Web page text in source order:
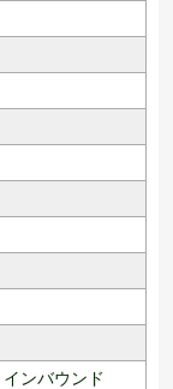
ンバウンド